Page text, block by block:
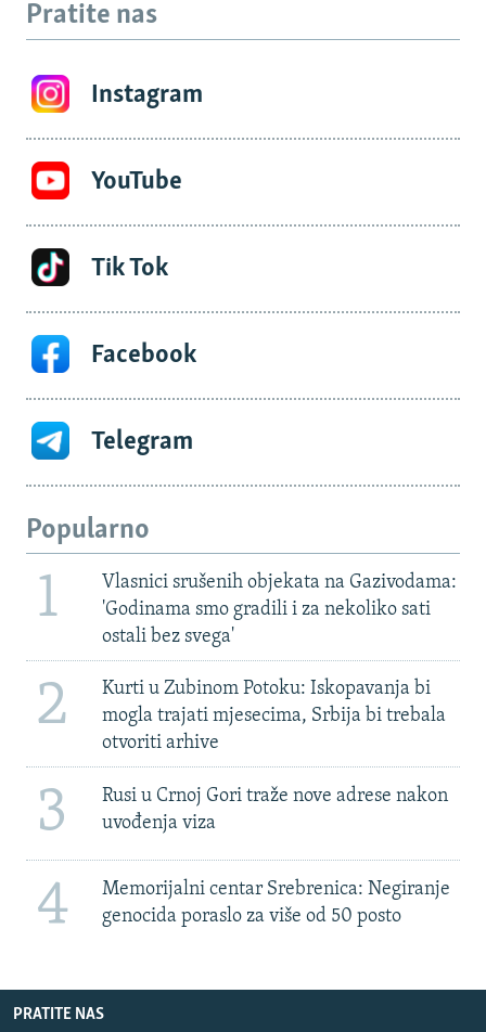
Pratite nas
Instagram
YouTube
Tik Tok
Facebook
Telegram
Popularno
1
Vlasnici srušenih objekata na Gazivodama:
'Godinama smo gradili i za nekoliko sati
ostali bez svega'
2
Kurti u Zubinom Potoku: Iskopavanja bi
mogla trajati mjesecima, Srbija bi trebala
otvoriti arhive
3
Rusi u Crnoj Gori traže nove adrese nakon
uvođenja viza
4
Memorijalni centar Srebrenica: Negiranje
genocida poraslo za više od 50 posto
PRATITE NAS